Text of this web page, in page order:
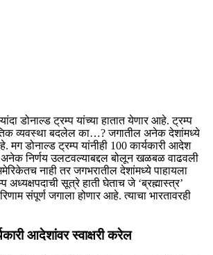
डोनाल्ड ट्रम्प यांच्या हातात येणार आहे. ट्रम्प
व्यवस्था बदलेल का…? जगातील अनेक देशांमध्ये
मग डोनाल्ड ट्रम्प यांनीही 100 कार्यकारी आदेश
निर्णय उलटवल्याबद्दल बोलून खळबळ वाढवली
नाही तर जगभरातील देशांमध्ये पाहायला
सूत्रे हाती घेताच जे ‘ब्रह्मास्त्र’
संपूर्ण जगाला होणार आहे. त्याचा भारतावरही
आदेशांवर स्वाक्षरी करेल